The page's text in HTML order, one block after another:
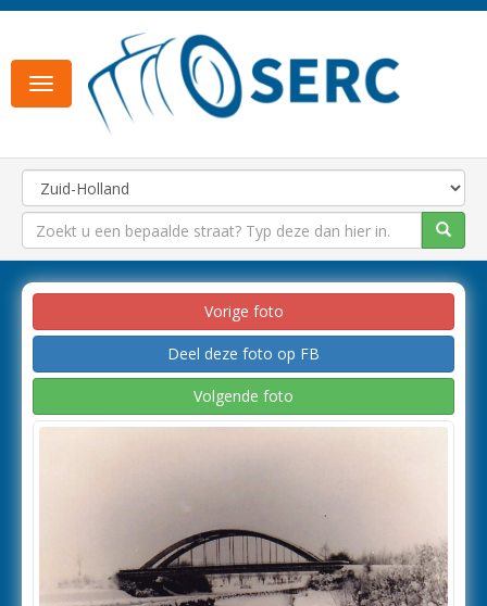
Toggle
navigation
Vorige foto
Deel deze foto op FB
Volgende foto